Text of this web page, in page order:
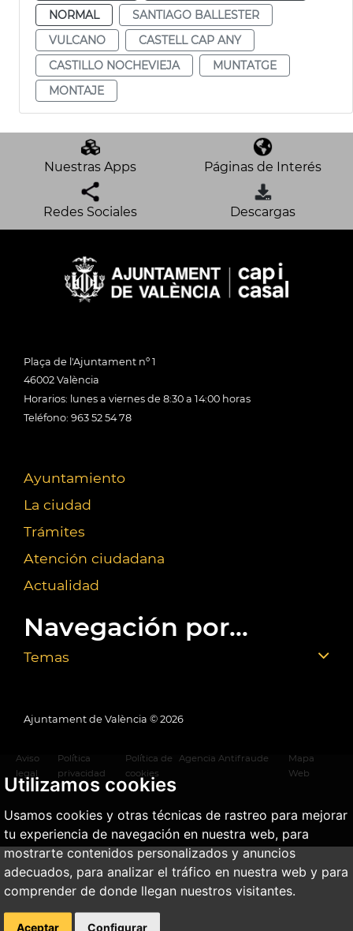
Utilizamos cookies
Usamos cookies y otras técnicas de rastreo para mejorar
tu experiencia de navegación en nuestra web, para
mostrarte contenidos personalizados y anuncios
adecuados, para analizar el tráfico en nuestra web y para
comprender de donde llegan nuestros visitantes.
Aceptar Configurar
NORMAL
SANTIAGO BALLESTER
VULCANO
CASTELL CAP ANY
CASTILLO NOCHEVIEJA
MUNTATGE
MONTAJE
Nuestras Apps Páginas de Interés
Redes Sociales Descargas
Plaça de l'Ajuntament nº 1
46002 València
Horarios: lunes a viernes de 8:30 a 14:00 horas
Teléfono: 963 52 54 78
Ayuntamiento
La ciudad
Trámites
Atención ciudadana
Actualidad
Navegación por...
Temas
Ajuntament de València © 2026
Aviso
legal
Política
privacidad
Política de
cookies
Agencia Antifraude
Mapa
Web